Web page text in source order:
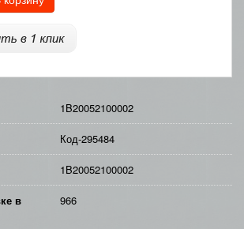
1B20052100002
Код-295484
1B20052100002
в
966